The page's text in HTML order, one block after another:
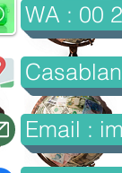
WA : 00
Email :